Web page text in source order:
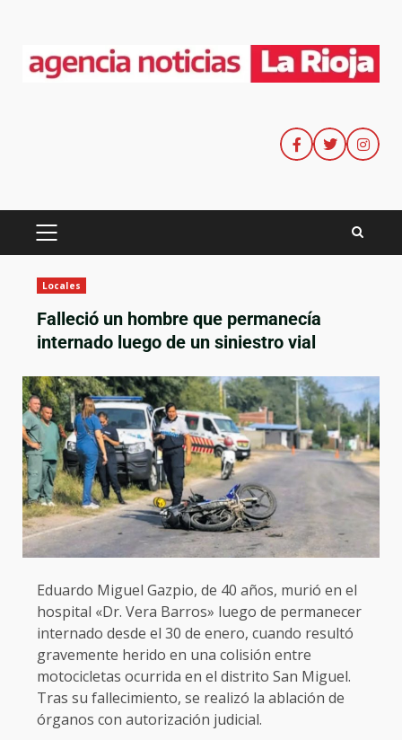
Locales
Falleció un hombre que permanecía
internado luego de un siniestro vial
Eduardo Miguel Gazpio, de 40 años, murió en el
hospital «Dr. Vera Barros» luego de permanecer
internado desde el 30 de enero, cuando resultó
gravemente herido en una colisión entre
motocicletas ocurrida en el distrito San Miguel.
Tras su fallecimiento, se realizó la ablación de
órganos con autorización judicial.